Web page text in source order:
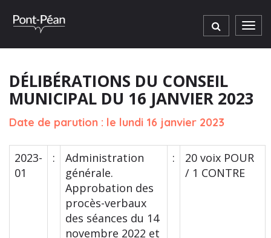
DÉLIBÉRATIONS DU CONSEIL
MUNICIPAL DU 16 JANVIER 2023
Date de parution : le lundi 16 janvier 2023
2023-
01
:
Administration
générale.
Approbation des
procès-verbaux
des séances du 14
novembre 2022 et
:
20 voix POUR
/ 1 CONTRE